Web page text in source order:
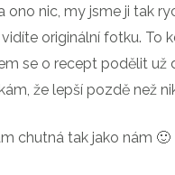
ono nic, my jsme ji tak
originální fotku. To
se o recept podělit už
že lepší pozdě než
chutná tak jako nám 🙂